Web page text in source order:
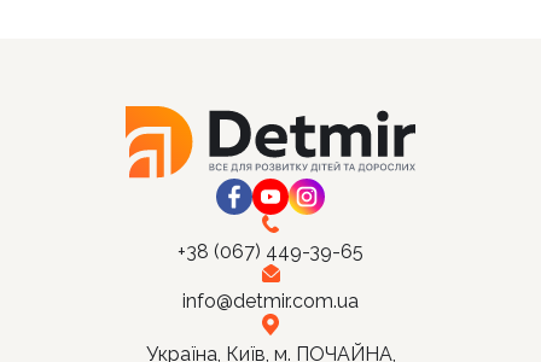
+38 (067) 449-39-65
info@detmir.com.ua
Україна, Київ, м. ПОЧАЙНА,